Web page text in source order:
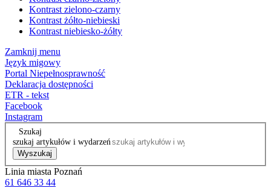
Kontrast zielono-czarny
Kontrast żółto-niebieski
Kontrast niebiesko-żółty
Zamknij menu
Język migowy
Portal Niepełnosprawność
Deklaracja dostępności
ETR - tekst
Facebook
Instagram
Szukaj
szukaj artykułów i wydarzeń
Wyszukaj
Linia miasta Poznań
61 646 33 44